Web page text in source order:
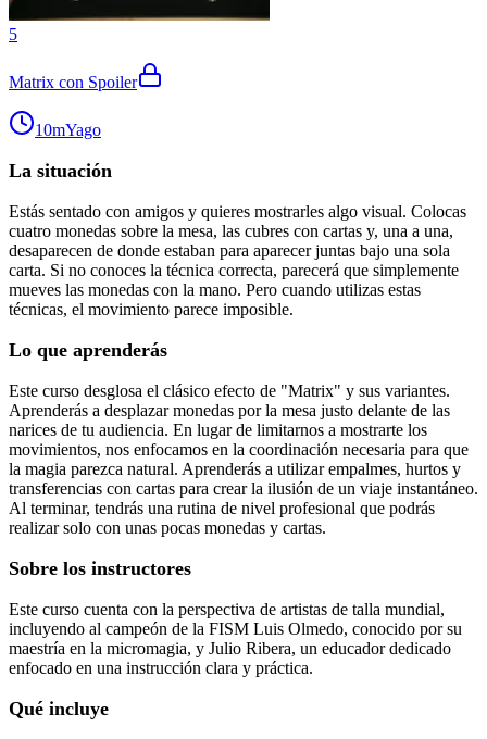
5
Matrix con Spoiler
10mYago
La situación
Estás sentado con amigos y quieres mostrarles algo visual. Colocas
cuatro monedas sobre la mesa, las cubres con cartas y, una a una,
desaparecen de donde estaban para aparecer juntas bajo una sola
carta. Si no conoces la técnica correcta, parecerá que simplemente
mueves las monedas con la mano. Pero cuando utilizas estas
técnicas, el movimiento parece imposible.
Lo que aprenderás
Este curso desglosa el clásico efecto de "Matrix" y sus variantes.
Aprenderás a desplazar monedas por la mesa justo delante de las
narices de tu audiencia. En lugar de limitarnos a mostrarte los
movimientos, nos enfocamos en la coordinación necesaria para que
la magia parezca natural. Aprenderás a utilizar empalmes, hurtos y
transferencias con cartas para crear la ilusión de un viaje instantáneo.
Al terminar, tendrás una rutina de nivel profesional que podrás
realizar solo con unas pocas monedas y cartas.
Sobre los instructores
Este curso cuenta con la perspectiva de artistas de talla mundial,
incluyendo al campeón de la FISM Luis Olmedo, conocido por su
maestría en la micromagia, y Julio Ribera, un educador dedicado
enfocado en una instrucción clara y práctica.
Qué incluye